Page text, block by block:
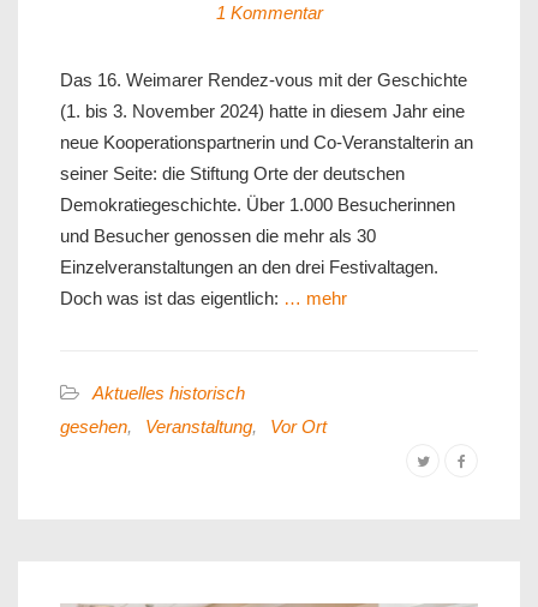
1 Kommentar
Das 16. Weimarer Rendez-vous mit der Geschichte
(1. bis 3. November 2024) hatte in diesem Jahr eine
neue Kooperationspartnerin und Co-Veranstalterin an
seiner Seite: die Stiftung Orte der deutschen
Demokratiegeschichte. Über 1.000 Besucherinnen
und Besucher genossen die mehr als 30
Einzelveranstaltungen an den drei Festivaltagen.
Doch was ist das eigentlich: … mehr
Aktuelles historisch
gesehen, Veranstaltung, Vor Ort